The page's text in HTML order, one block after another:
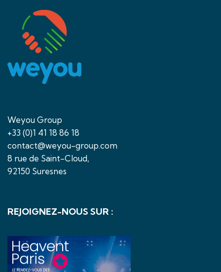
Weyou Group
+33 (0)1 41 18 86 18
contact@weyou-group.com
8 rue de Saint-Cloud,
92150 Suresnes
REJOIGNEZ-NOUS SUR :